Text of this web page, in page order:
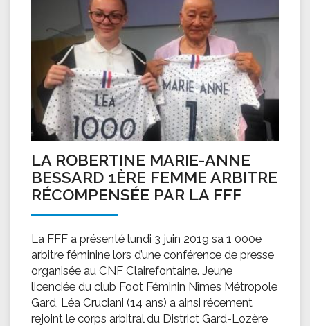
LA ROBERTINE MARIE-ANNE
BESSARD 1ÈRE FEMME ARBITRE
RÉCOMPENSÉE PAR LA FFF
La FFF a présenté lundi 3 juin 2019 sa 1 000e
arbitre féminine lors d’une conférence de presse
organisée au CNF Clairefontaine. Jeune
licenciée du club Foot Féminin Nîmes Métropole
Gard, Léa Cruciani (14 ans) a ainsi récement
rejoint le corps arbitral du District Gard-Lozère